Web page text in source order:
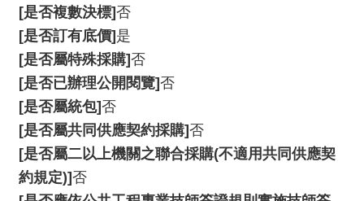
私
宣
告
資
訊
安
全
網
站
[是否複數決標]否
[是否訂有底價]是
[是否屬特殊採購]否
[是否已辦理公開閱覽]否
[是否屬統包]否
[是否屬共同供應契約採購]否
[是否屬二以上機關之聯合採購(不適用共同供應契
約規定)]否